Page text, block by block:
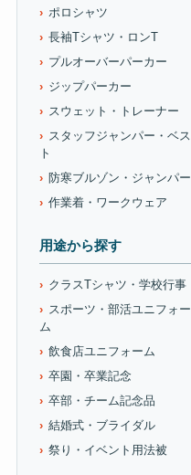
ポロシャツ
長袖Tシャツ・ロンT
プルオーバーパーカー
ジップパーカー
スウェット・トレーナー
スタッフジャンパー・ベス
ト
防寒ブルゾン・ジャンパー
作業着・ワークウェア
用途から探す
クラスTシャツ・学校行事
スポーツ・部活ユニフォー
ム
飲食店ユニフォーム
卒園・卒業記念
卒部・チーム記念品
結婚式・ブライダル
祭り・イベント用法被